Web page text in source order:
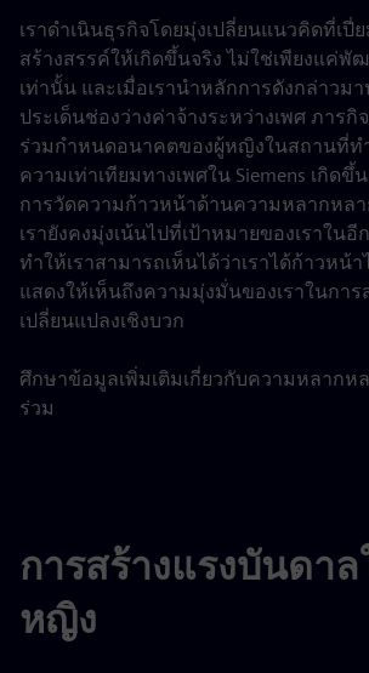
เราดำเนินธุรกิจโดยมุ่งเปลี่ยนแนวคิดที่เปี่
สร้างสรรค์ให้เกิดขึ้นจริง ไม่ใช่เพียงแค่
เท่านั้น และเมื่อเรานำหลักการดังกล่าวม
ประเด็นช่องว่างค่าจ้างระหว่างเพศ ภารกิ
ร่วมกำหนดอนาคตของผู้หญิงในสถานที่ท
ความเท่าเทียมทางเพศใน Siemens เกิดขึ้
การวัดความก้าวหน้าด้านความหลากหลา
เรายังคงมุ่งเน้นไปที่เป้าหมายของเราใน
ทำให้เราสามารถเห็นได้ว่าเราได้ก้าวหน้า
แสดงให้เห็นถึงความมุ่งมั่นของเราในการ
เปลี่ยนแปลงเชิงบวก
ศึกษาข้อมูลเพิ่มเติมเกี่ยวกับความหลากห
ร่วม
การสร้างแรงบันดาล
หญิง